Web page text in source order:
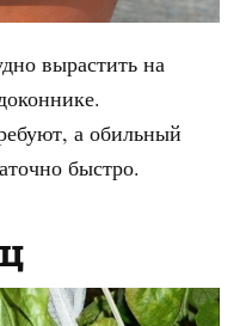
вырастить на
а обильный
быстро.